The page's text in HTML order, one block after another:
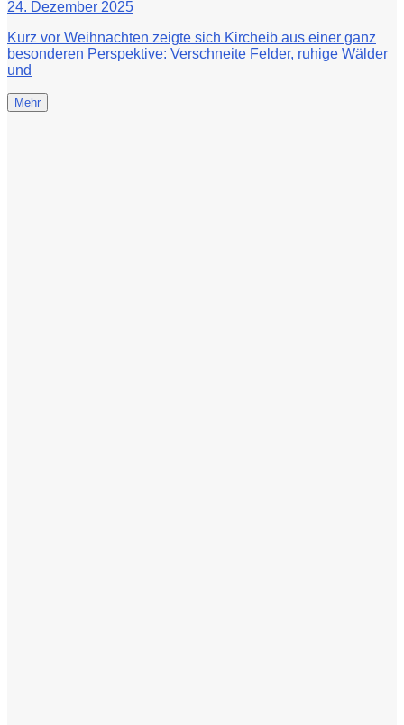
24. Dezember 2025
Kurz vor Weihnachten zeigte sich Kircheib aus einer ganz
besonderen Perspektive: Verschneite Felder, ruhige Wälder
und
Mehr